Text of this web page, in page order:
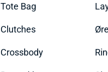
Tote Bag
Clutches
Crossbody